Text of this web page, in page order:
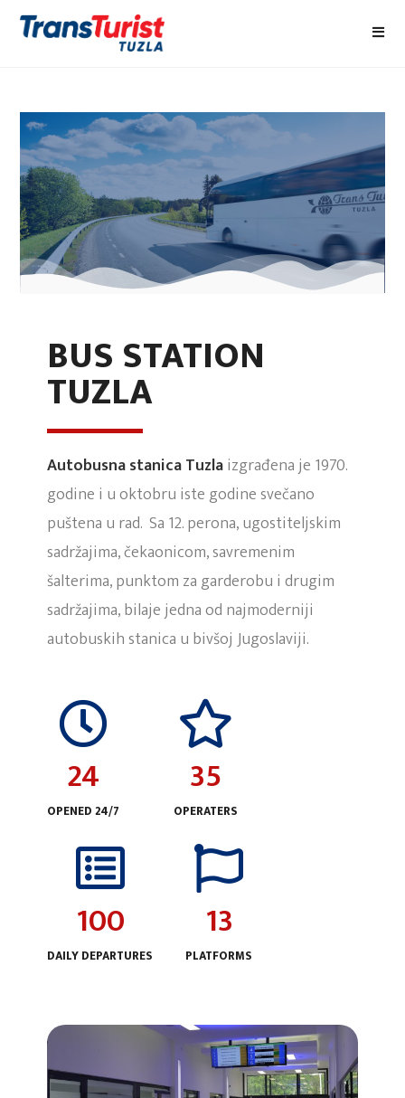
BUS STATION
TUZLA
Autobusna stanica Tuzlaizgrađena je 1970.
godine i u oktobru iste godine svečano
puštena u rad. Sa 12. perona, ugostiteljskim
sadržajima, čekaonicom, savremenim
šalterima, punktom za garderobu i drugim
sadržajima, bilaje jedna od najmoderniji
autobuskih stanica u bivšoj Jugoslaviji.
24
OPENED 24/7
35
OPERATERS
100
DAILY DEPARTURES
13
PLATFORMS